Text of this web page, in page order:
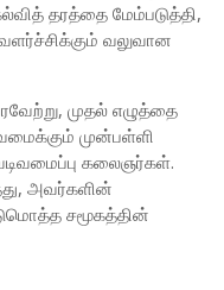
தரத்தை மேம்படுத்தி,
வலுவான
முதல் எழுத்தை
முன்பள்ளி
கலைஞர்கள்.
அவர்களின்
சமூகத்தின்